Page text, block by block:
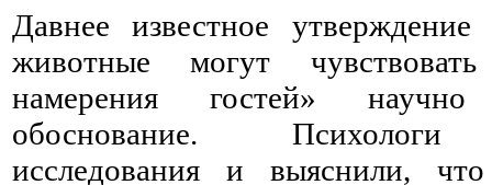
Давнее известное
животные могут
намерения гостей» научно
обоснование. Психологи
исследования и выяснили,